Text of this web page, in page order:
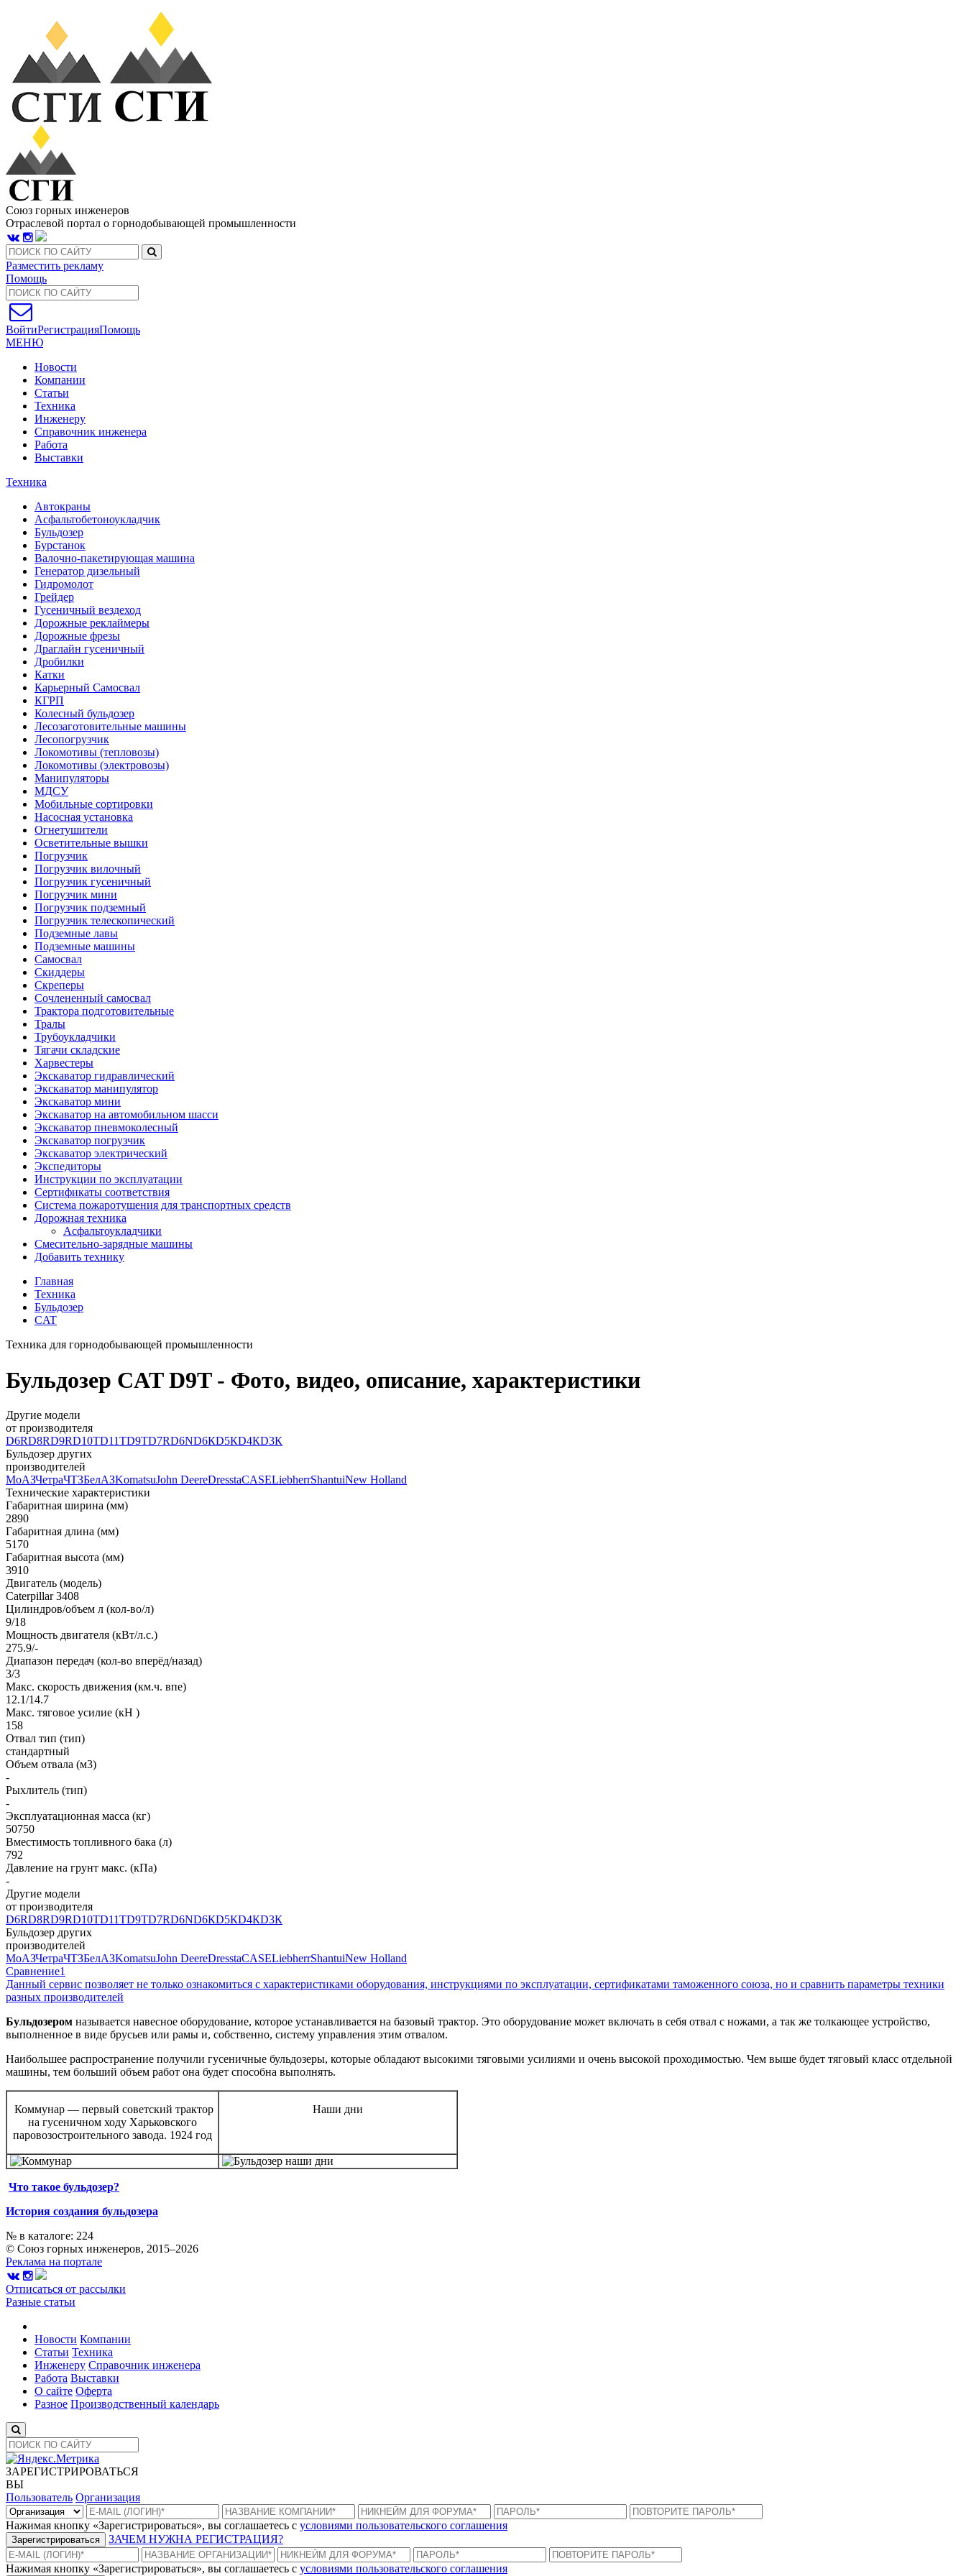
Союз горных инженеров
Отраслевой портал о горнодобывающей промышленности
Разместить рекламу
Помощь
ВойтиРегистрацияПомощь
МЕНЮ
Новости
Компании
Статьи
Техника
Инженеру
Справочник инженера
Работа
Выставки
Техника
Автокраны
Асфальтобетоноукладчик
Бульдозер
Бурстанок
Валочно-пакетирующая машина
Генератор дизельный
Гидромолот
Грейдер
Гусеничный вездеход
Дорожные реклаймеры
Дорожные фрезы
Драглайн гусеничный
Дробилки
Катки
Карьерный Самосвал
КГРП
Колесный бульдозер
Лесозаготовительные машины
Лесопогрузчик
Локомотивы (тепловозы)
Локомотивы (электровозы)
Манипуляторы
МДСУ
Мобильные сортировки
Насосная установка
Огнетушители
Осветительные вышки
Погрузчик
Погрузчик вилочный
Погрузчик гусеничный
Погрузчик мини
Погрузчик подземный
Погрузчик телескопический
Подземные лавы
Подземные машины
Самосвал
Скиддеры
Скреперы
Сочлененный самосвал
Трактора подготовительные
Тралы
Трубоукладчики
Тягачи складские
Харвестеры
Экскаватор гидравлический
Экскаватор манипулятор
Экскаватор мини
Экскаватор на автомобильном шасси
Экскаватор пневмоколесный
Экскаватор погрузчик
Экскаватор электрический
Экспедиторы
Инструкции по эксплуатации
Сертификаты соответствия
Система пожаротушения для транспортных средств
Дорожная техника
Асфальтоукладчики
Смесительно-зарядные машины
Добавить технику
Главная
Техника
Бульдозер
CAT
Техника для горнодобывающей промышленности
Бульдозер CAT D9T - Фото, видео, описание, характеристики
Другие модели
от производителя
D6RD8RD9RD10TD11TD9TD7RD6ND6КD5КD4КD3К
Бульдозер других
производителей
МоАЗЧетраЧТЗБелАЗKomatsuJohn DeereDresstaCASELiebherrShantuiNew Holland
Технические характеристики
Габаритная ширина (мм)
2890
Габаритная длина (мм)
5170
Габаритная высота (мм)
3910
Двигатель (модель)
Саterpillar 3408
Цилиндров/объем л (кол-во/л)
9/18
Мощность двигателя (кВт/л.с.)
275.9/-
Диапазон передач (кол-во вперёд/назад)
3/3
Макс. скорость движения (км.ч. впе)
12.1/14.7
Макс. тяговое усилие (кН )
158
Отвал тип (тип)
стандартный
Объем отвала (м3)
-
Рыхлитель (тип)
-
Эксплуатационная масса (кг)
50750
Вместимость топливного бака (л)
792
Давление на грунт макс. (кПа)
-
Другие модели
от производителя
D6RD8RD9RD10TD11TD9TD7RD6ND6КD5КD4КD3К
Бульдозер других
производителей
МоАЗЧетраЧТЗБелАЗKomatsuJohn DeereDresstaCASELiebherrShantuiNew Holland
Сравнение1
Данный сервис позволяет не только ознакомиться с характеристиками оборудования, инструкциями по эксплуатации, сертификатами таможенного союза, но и сравнить параметры техники
разных производителей
Бульдозером называется навесное оборудование, которое устанавливается на базовый трактор. Это оборудование может включать в себя отвал с ножами, а так же толкающее устройство,
выполненное в виде брусьев или рамы и, собственно, систему управления этим отвалом.
Наибольшее распространение получили гусеничные бульдозеры, которые обладают высокими тяговыми усилиями и очень высокой проходимостью. Чем выше будет тяговый класс отдельной
машины, тем больший объем работ она будет способна выполнять.
Коммунар — первый советский трактор
на гусеничном ходу Харьковского
паровозостроительного завода. 1924 год
Наши дни
Что такое бульдозер?
История создания бульдозера
№ в каталоге: 224
© Союз горных инженеров, 2015–2026
Реклама на портале
Отписаться от рассылки
Разные статьи
Новости Компании
Статьи Техника
Инженеру Справочник инженера
Работа Выставки
О сайте Оферта
Разное Производственный календарь
ЗАРЕГИСТРИРОВАТЬСЯ
ВЫ
Пользователь Организация
Нажимая кнопку «Зарегистрироваться», вы соглашаетесь с условиями пользовательского соглашения
Зарегистрироваться ЗАЧЕМ НУЖНА РЕГИСТРАЦИЯ?
Нажимая кнопку «Зарегистрироваться», вы соглашаетесь с условиями пользовательского соглашения